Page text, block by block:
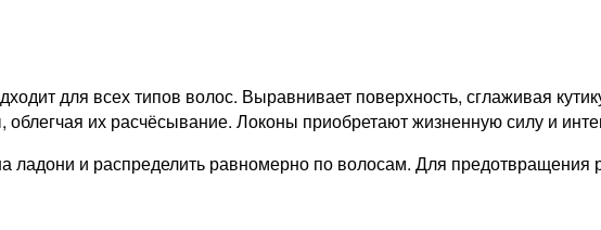
для всех типов волос. Выравнивает поверхность, сглаживая
их расчёсывание. Локоны приобретают жизненную силу и
ладони и распределить равномерно по волосам. Для